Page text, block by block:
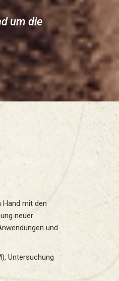
um die
Hand mit den
neuer
und
Untersuchung